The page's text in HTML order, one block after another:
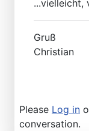
...vielleicht,
Gruß
Christian
Please Log in
conversation.